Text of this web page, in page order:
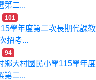
第二...
101
學年度第二次長期代課
招考...
94
鄉大村國民小學115學年
第二...